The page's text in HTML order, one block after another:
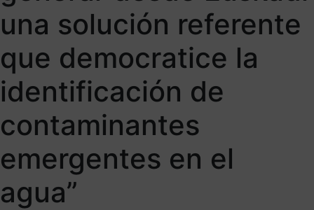
una solución referente
que democratice la
identificación de
contaminantes
emergentes en el
agua”